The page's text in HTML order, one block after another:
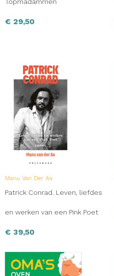
€ 29,50
Manu Van Der Aa
Patrick Conrad. Leven, liefdes
en werken van een Pink Poet
€ 39,50